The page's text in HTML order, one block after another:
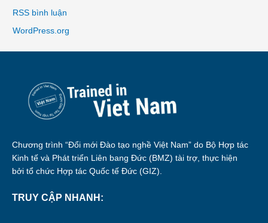
RSS bình luận
WordPress.org
Chương trình “Đổi mới Đào tạo nghề Việt Nam” do Bộ Hợp tác
Kinh tế và Phát triển Liên bang Đức (BMZ) tài trợ, thực hiện
bởi tổ chức Hợp tác Quốc tế Đức (GIZ).
TRUY CẬP NHANH: